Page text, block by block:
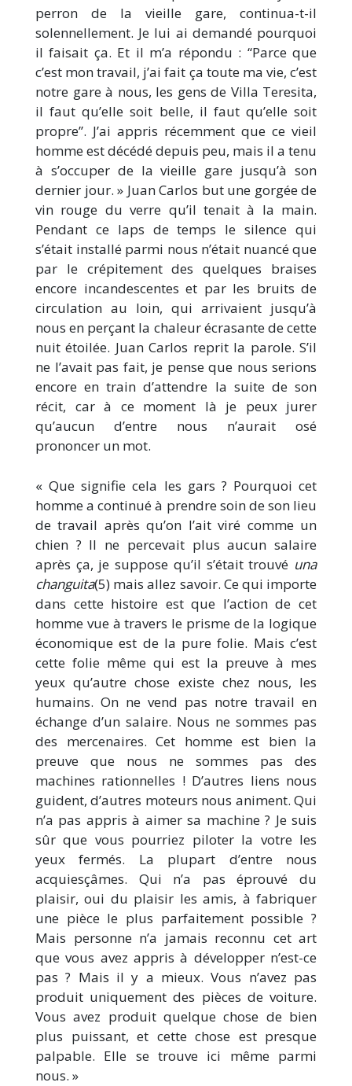
perron de la vieille gare, continua-t-il
solennellement. Je lui ai demandé pourquoi
il faisait ça. Et il m’a répondu : ‘‘Parce que
c’est mon travail, j’ai fait ça toute ma vie, c’est
notre gare à nous, les gens de Villa Teresita,
il faut qu’elle soit belle, il faut qu’elle soit
propre’’. J’ai appris récemment que ce vieil
homme est décédé depuis peu, mais il a tenu
à s’occuper de la vieille gare jusqu’à son
dernier jour. » Juan Carlos but une gorgée de
vin rouge du verre qu’il tenait à la main.
Pendant ce laps de temps le silence qui
s’était installé parmi nous n’était nuancé que
par le crépitement des quelques braises
encore incandescentes et par les bruits de
circulation au loin, qui arrivaient jusqu’à
nous en perçant la chaleur écrasante de cette
nuit étoilée. Juan Carlos reprit la parole. S’il
ne l’avait pas fait, je pense que nous serions
encore en train d’attendre la suite de son
récit, car à ce moment là je peux jurer
qu’aucun d’entre nous n’aurait osé
prononcer un mot.
« Que signifie cela les gars ? Pourquoi cet
homme a continué à prendre soin de son lieu
de travail après qu’on l’ait viré comme un
chien ? Il ne percevait plus aucun salaire
après ça, je suppose qu’il s’était trouvé una
changuita(5) mais allez savoir. Ce qui importe
dans cette histoire est que l’action de cet
homme vue à travers le prisme de la logique
économique est de la pure folie. Mais c’est
cette folie même qui est la preuve à mes
yeux qu’autre chose existe chez nous, les
humains. On ne vend pas notre travail en
échange d’un salaire. Nous ne sommes pas
des mercenaires. Cet homme est bien la
preuve que nous ne sommes pas des
machines rationnelles ! D’autres liens nous
guident, d’autres moteurs nous animent. Qui
n’a pas appris à aimer sa machine ? Je suis
sûr que vous pourriez piloter la votre les
yeux fermés. La plupart d’entre nous
acquiesçâmes. Qui n’a pas éprouvé du
plaisir, oui du plaisir les amis, à fabriquer
une pièce le plus parfaitement possible ?
Mais personne n’a jamais reconnu cet art
que vous avez appris à développer n’est-ce
pas ? Mais il y a mieux. Vous n’avez pas
produit uniquement des pièces de voiture.
Vous avez produit quelque chose de bien
plus puissant, et cette chose est presque
palpable. Elle se trouve ici même parmi
nous. »